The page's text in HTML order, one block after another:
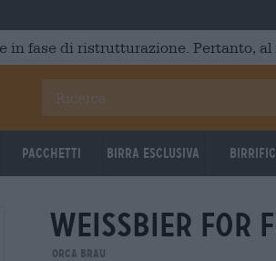
in fase di ristrutturazione. Pertanto,
Pacchetti Birra Esclusiva
weissbier for
orca brau